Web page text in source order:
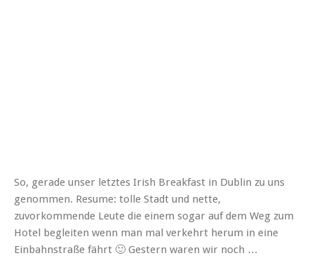
So, gerade unser letztes Irish Breakfast in Dublin zu uns
genommen. Resume: tolle Stadt und nette,
zuvorkommende Leute die einem sogar auf dem Weg zum
Hotel begleiten wenn man mal verkehrt herum in eine
Einbahnstraße fährt 🙂 Gestern waren wir noch …